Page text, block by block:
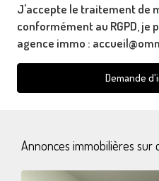
J'accepte le traitement de
conformément au RGPD, je
agence immo :
Demande
Annonces immobilières sur